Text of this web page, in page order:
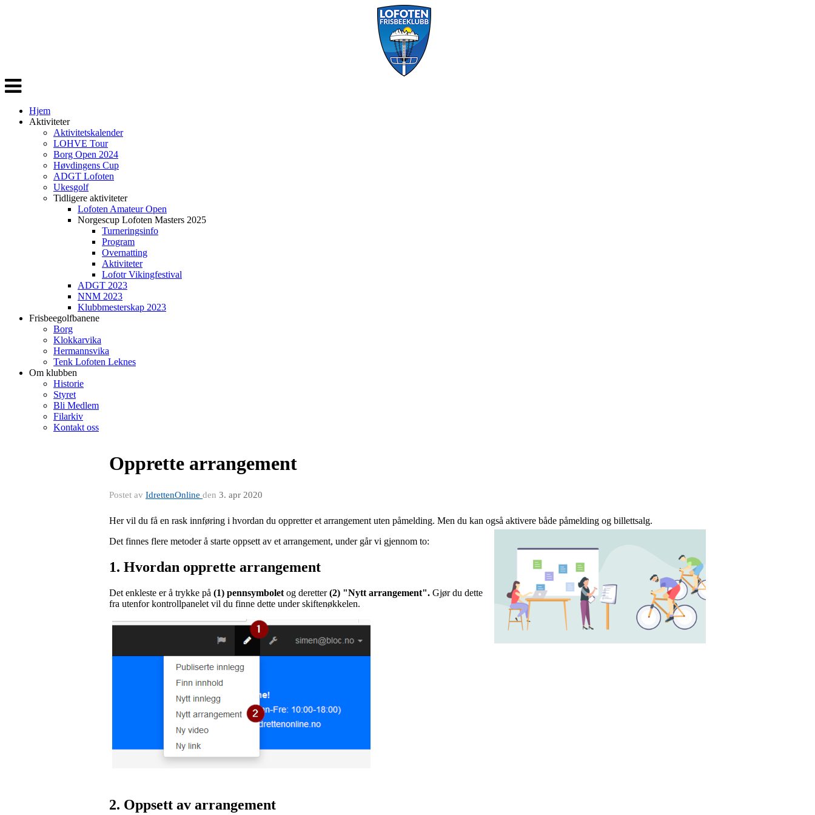
Veksle
navigasjon
Hjem
Aktiviteter
Aktivitetskalender
LOHVE Tour
Borg Open 2024
Høvdingens Cup
ADGT Lofoten
Ukesgolf
Tidligere aktiviteter
Lofoten Amateur Open
Norgescup Lofoten Masters 2025
Turneringsinfo
Program
Overnatting
Aktiviteter
Lofotr Vikingfestival
ADGT 2023
NNM 2023
Klubbmesterskap 2023
Frisbeegolfbanene
Borg
Klokkarvika
Hermannsvika
Tenk Lofoten Leknes
Om klubben
Historie
Styret
Bli Medlem
Filarkiv
Kontakt oss
Opprette arrangement
Postet av IdrettenOnline den 3. apr 2020
Her vil du få en rask innføring i hvordan du oppretter et arrangement uten påmelding. Men du kan også aktivere både påmelding og billettsalg.
Det finnes flere metoder å starte oppsett av et arrangement, under går vi gjennom to:
1. Hvordan opprette arrangement
Det enkleste er å trykke på (1) pennsymbolet og deretter(2) "Nytt arrangement". Gjør du dette
fra utenfor kontrollpanelet vil du finne dette under skiftenøkkelen.
2. Oppsett av arrangement